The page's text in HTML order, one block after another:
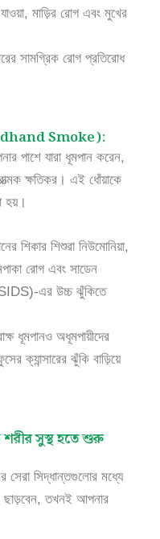
মাড়ির রোগ এবং মুখের
সামগ্রিক রোগ প্রতিরোধ
Smoke):
পাশে যারা ধূমপান করেন,
ক্ষতিকর। এই ধোঁয়াকে
হয়।
শিকার শিশুরা নিউমোনিয়া,
রোগ এবং সাডেন
এর উচ্চ ঝুঁকিতে
ধূমপানও অধূমপায়ীদের
ক্যান্সারের ঝুঁকি বাড়িয়ে
শরীর সুস্থ হতে শুরু
সেরা সিদ্ধান্তগুলোর মধ্যে
তখনই আপনার